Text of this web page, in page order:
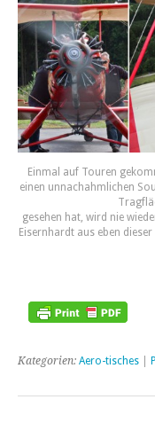
Einmal auf Touren
einen unnachahmlichen
gesehen hat, wird nie
Eisernhardt aus eben
Kategorien: Aero-tisches